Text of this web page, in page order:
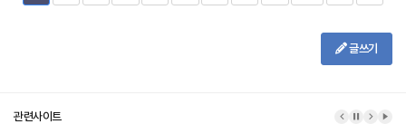
글쓰기
관련사이트